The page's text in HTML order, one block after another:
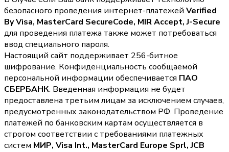
безопасного проведения интернет-платежей Verified
By Visa, MasterCard SecureCode, MIR Accept, J-Secure
для проведения платежа также может потребоваться
ввод специального пароля.
Настоящий сайт поддерживает 256-битное
шифрование. Конфиденциальность сообщаемой
персональной информации обеспечивается ПАО
СБЕРБАНК. Введенная информация не будет
предоставлена третьим лицам за исключением случаев,
предусмотренных законодательством РФ. Проведение
платежей по банковским картам осуществляется в
строгом соответствии с требованиями платежных
систем МИР, Visa Int., MasterCard Europe Sprl, JCB